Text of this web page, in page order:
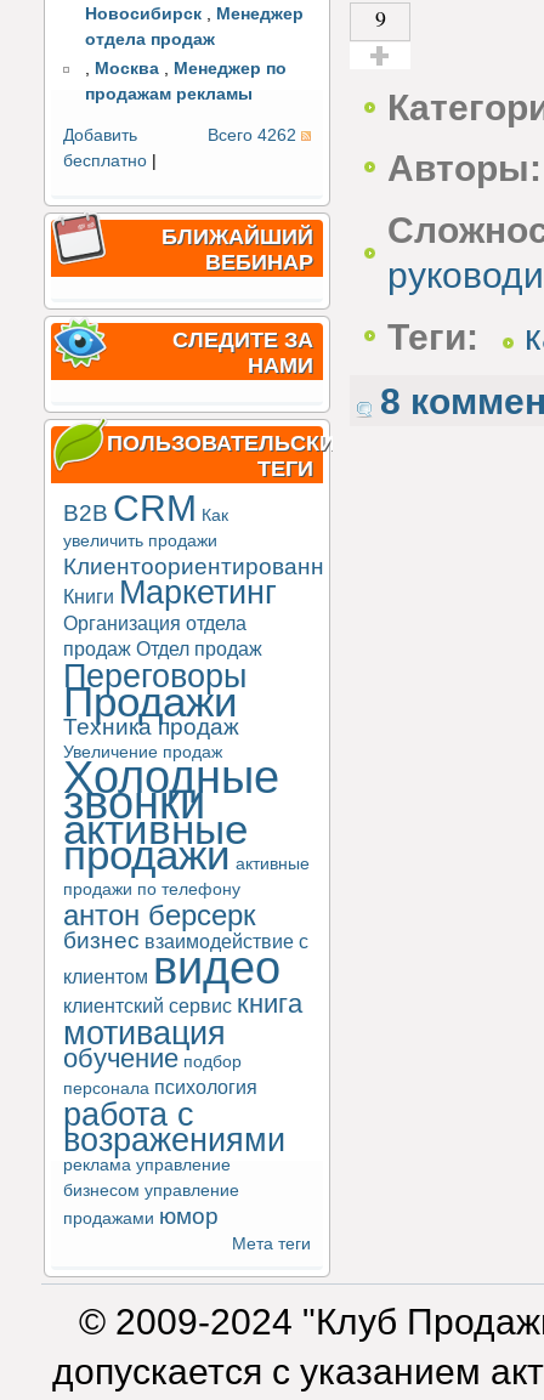
Новосибирск , Менеджер
отдела продаж
, Москва , Менеджер по
продажам рекламы
Всего 4262
Добавить
бесплатно
БЛИЖАЙШИЙ
ВЕБИНАР
СЛЕДИТЕ ЗА
НАМИ
ПОЛЬЗОВАТЕЛЬСКИЕ
ТЕГИ
B2B CRM Как
увеличить продажи
Клиентоориентированность
Книги Маркетинг
Организация отдела
продаж Отдел продаж
Переговоры
Продажи
Техника продаж
Увеличение продаж
Холодные
звонки
активные
продажи активные
продажи по телефону
антон берсерк
бизнес взаимодействие с
клиентом видео
клиентский сервис книга
мотивация
обучение подбор
персонала психология
работа с
возражениями
реклама управление
бизнесом управление
продажами юмор
Мета теги
9
Авторы:
Теги:
8
© 2009-2024 "Клуб
допускается с указанием